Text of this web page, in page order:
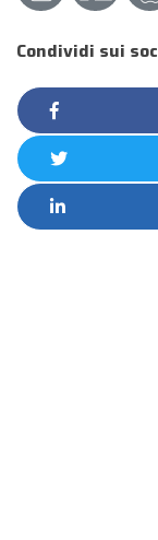
Condividi sui